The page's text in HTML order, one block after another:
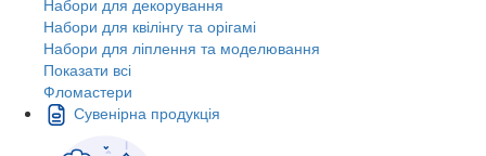
Набори для декорування
Набори для квілінгу та орігамі
Набори для ліплення та моделювання
Показати всі
Фломастери
Сувенірна продукція